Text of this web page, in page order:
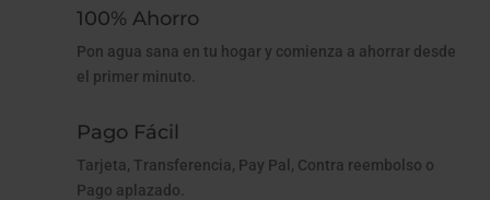
100% Ahorro
Pon agua sana en tu hogar y comienza a ahorrar desde
el primer minuto.
Pago Fácil
Tarjeta, Transferencia, Pay Pal, Contra reembolso o
Pago aplazado.